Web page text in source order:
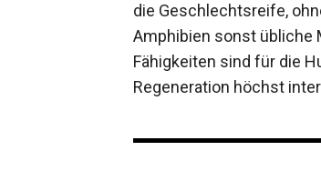
die Geschlechtsreife,
Amphibien sonst übliche
Fähigkeiten sind für die
Regeneration höchst